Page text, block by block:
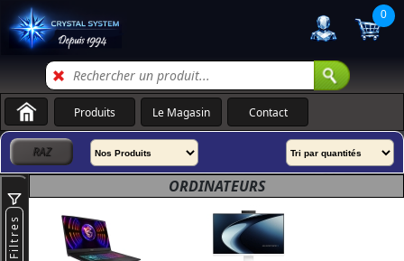
0
Produits Le Magasin Contact
Filtres
ORDINATEURS